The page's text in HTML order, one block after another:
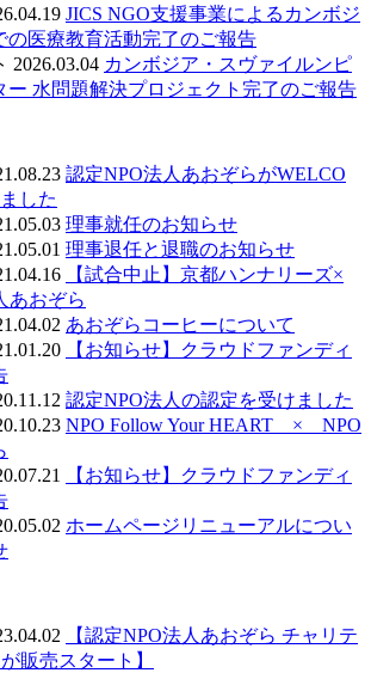
JICS NGO支援事業によるカンボジ
の医療教育活動完了のご報告
2026.03.04 カンボジア・スヴァイルンピ
ー 水問題解決プロジェクト完了のご報告
認定NPO法人あおぞらがWELCO
した
理事就任のお知らせ
理事退任と退職のお知らせ
【試合中止】京都ハンナリーズ×
あおぞら
あおぞらコーヒーについて
【お知らせ】クラウドファンディ
認定NPO法人の認定を受けました
NPO Follow Your HEART × NPO
【お知らせ】クラウドファンディ
ホームページリニューアルについ
【認定NPO法人あおぞら チャリテ
販売スタート】